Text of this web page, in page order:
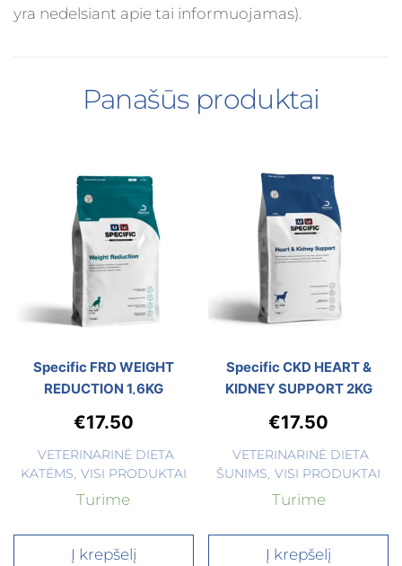
yra nedelsiant apie tai informuojamas).
Panašūs produktai
Specific FRD WEIGHT
REDUCTION 1,6KG
€17.50
VETERINARINĖ DIETA
KATĖMS VISI PRODUKTAI
Turime
Į krepšelį
Specific CKD HEART &
KIDNEY SUPPORT 2KG
€17.50
VETERINARINĖ DIETA
ŠUNIMS VISI PRODUKTAI
Turime
Į krepšelį